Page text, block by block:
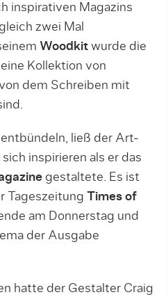
inspirativen Magazins
zwei Mal
Woodkit wurde die
Kollektion von
dem Schreiben mit
ließ der Art-
sich inspirieren als er das
gestaltete. Es ist
Tageszeitung Times of
am Donnerstag und
der Ausgabe
hatte der Gestalter Craig